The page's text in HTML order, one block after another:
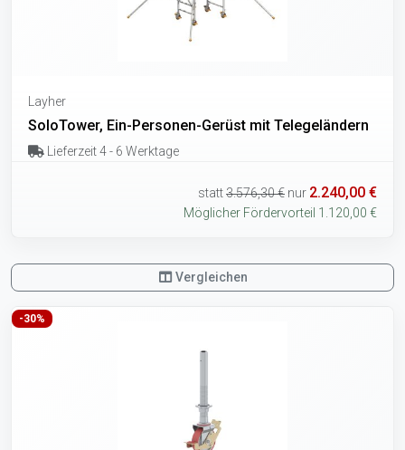
Layher
SoloTower, Ein-Personen-Gerüst mit Telegeländern
Lieferzeit 4 - 6 Werktage
statt3.576,30 € nur 2.240,00 €
Möglicher Fördervorteil 1.120,00 €
Vergleichen
-30%